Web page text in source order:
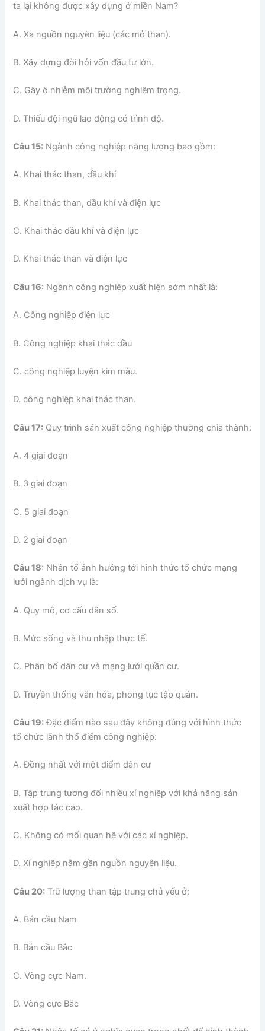
ta lại không được xây dựng ở miền Nam?
A. Xa nguồn nguyên liệu (các mỏ than).
B. Xây dựng đòi hỏi vốn đầu tư lớn.
C. Gây ô nhiễm môi trường nghiêm trọng.
D. Thiếu đội ngũ lao động có trình độ.
Câu 15: Ngành công nghiệp năng lượng bao gồm:
A. Khai thác than, dầu khí
B. Khai thác than, dầu khí và điện lực
C. Khai thác dầu khí và điện lực
D. Khai thác than và điện lực
Câu 16: Ngành công nghiệp xuất hiện sớm nhất là:
A. Công nghiệp điện lực
B. Công nghiệp khai thác dầu
C. công nghiệp luyện kim màu.
D. công nghiệp khai thác than.
Câu 17: Quy trình sản xuất công nghiệp thường chia thành:
A. 4 giai đoạn
B. 3 giai đoạn
C. 5 giai đoạn
D. 2 giai đoạn
Câu 18: Nhân tố ảnh hưởng tới hình thức tổ chức mạng
lưới ngành dịch vụ là:
A. Quy mô, cơ cấu dân số.
B. Mức sống và thu nhập thực tế.
C. Phân bố dân cư và mạng lưới quần cư.
D. Truyền thống văn hóa, phong tục tập quán.
Câu 19:Đặc điểm nào sau đây không đúng với hình thức
tổ chức lãnh thổ điểm công nghiệp:
A. Đồng nhất với một điểm dân cư
B. Tập trung tương đối nhiều xí nghiệp với khả năng sản
xuất hợp tác cao.
C. Không có mối quan hệ với các xí nghiệp.
D. Xí nghiệp nằm gần nguồn nguyên liệu.
Câu 20: Trữ lượng than tập trung chủ yếu ở:
A. Bán cầu Nam
B. Bán cầu Bắc
C. Vòng cực Nam.
D. Vòng cực Bắc